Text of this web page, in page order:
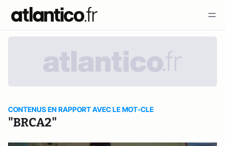
CONTENUS EN RAPPORT AVEC LE MOT-CLE
"BRCA2"